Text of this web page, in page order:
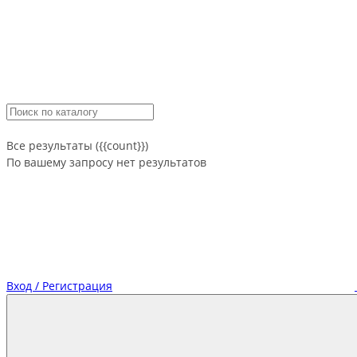
Все результаты ({{count}})
По вашему запросу нет результатов
Вход / Регистрация